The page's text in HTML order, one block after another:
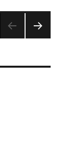
STRA